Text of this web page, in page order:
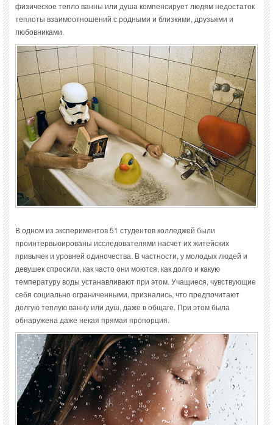
физическое тепло ванны или душа компенсирует людям недостаток
теплоты взаимоотношений с родными и близкими, друзьями и
любовниками.
В одном из экспериментов 51 студентов колледжей были
проинтервьюированы исследователями насчет их житейских
привычек и уровней одиночества. В частности, у молодых людей и
девушек спросили, как часто они моются, как долго и какую
температуру воды устанавливают при этом. Учащиеся, чувствующие
себя социально ограниченными, признались, что предпочитают
долгую теплую ванну или душ, даже в общаге. При этом была
обнаружена даже некая прямая пропорция.